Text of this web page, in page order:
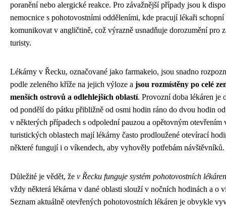
poranění nebo alergické reakce. Pro závažnější případy jsou k
nemocnice s pohotovostními odděleními, kde pracují lékaři schopní
komunikovat v angličtině, což výrazně usnadňuje dorozumění pro
turisty.
Lékárny v Řecku, označované jako farmakeio, jsou snadno
podle zeleného kříže na jejich výloze a jsou rozmístěny po celé
menších ostrovů a odlehlejších oblastí. Provozní doba lékáren je
od pondělí do pátku přibližně od osmi hodin ráno do dvou hodin
v některých případech s odpolední pauzou a opětovným otevřením
turistických oblastech mají lékárny často prodloužené otevírací
některé fungují i o víkendech, aby vyhověly potřebám návštěvníků.
Důležité je vědět, že v Řecku funguje systém pohotovostních lékáren
vždy některá lékárna v dané oblasti slouží v nočních hodinách a o
Seznam aktuálně otevřených pohotovostních lékáren je obvykle